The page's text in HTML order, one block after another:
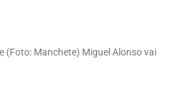
(Foto: Manchete) Miguel Alonso vai